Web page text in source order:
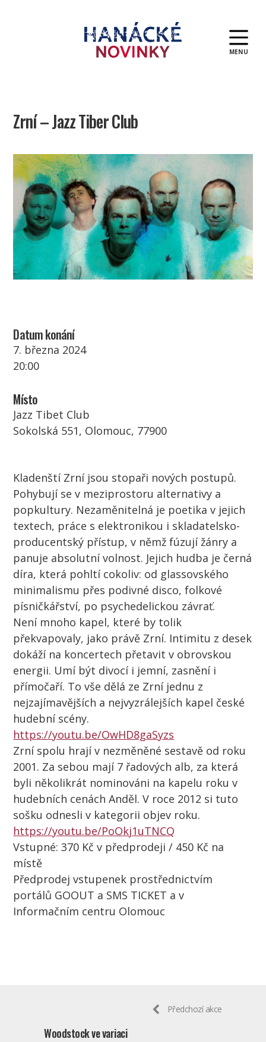
MENU
Zrní – Jazz Tiber Club
Datum konání
7. března 2024
20:00
Místo
Jazz Tibet Club
Sokolská 551, Olomouc, 77900
Kladenští Zrní jsou stopaři nových postupů.
Pohybují se v meziprostoru alternativy a
popkultury. Nezaměnitelná je poetika v jejich
textech, práce s elektronikou i skladatelsko-
producentský přístup, v němž fúzují žánry a
panuje absolutní volnost. Jejich hudba je černá
díra, která pohltí cokoliv: od glassovského
minimalismu přes podivné disco, folkové
písničkářství, po psychedelickou závrať.
Není mnoho kapel, které by tolik
překvapovaly, jako právě Zrní. Intimitu z desek
dokáží na koncertech přetavit v obrovskou
energii. Umí být divocí i jemní, zasnění i
přímočaří. To vše dělá ze Zrní jednu z
nejzajímavějších a nejvyzrálejších kapel české
hudební scény.
https://youtu.be/OwHD8gaSyzs
Zrní spolu hrají v nezměněné sestavě od roku
2001. Za sebou mají 7 řadových alb, za která
byli několikrát nominováni na kapelu roku v
hudebních cenách Anděl. V roce 2012 si tuto
sošku odnesli v kategorii objev roku.
https://youtu.be/PoOkj1uTNCQ
Vstupné: 370 Kč v předprodeji / 450 Kč na
místě
Předprodej vstupenek prostřednictvím
portálů GOOUT a SMS TICKET a v
Informačním centru Olomouc
Předchozí akce
Woodstock ve variaci